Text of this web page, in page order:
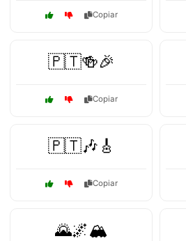
Copiar
🇵🇹🍻🎉
Copiar
🇵🇹🎶🎸
Copiar
🌄🌌🏔️